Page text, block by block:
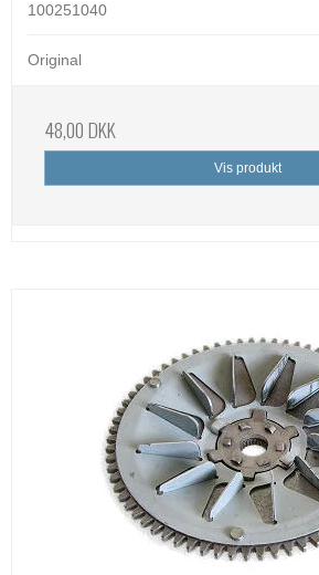
100251040
Original
48,00 DKK
Vis produkt